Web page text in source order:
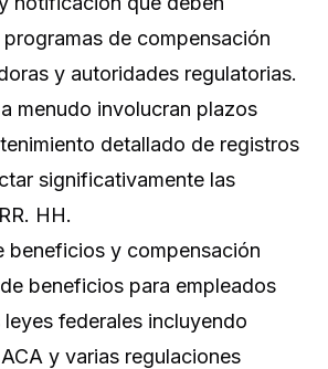
de compensación
y autoridades regulatorias.
menudo involucran plazos
detallado de registros
significativamente las
HH.
beneficios y compensación
beneficios para empleados
federales incluyendo
y varias regulaciones